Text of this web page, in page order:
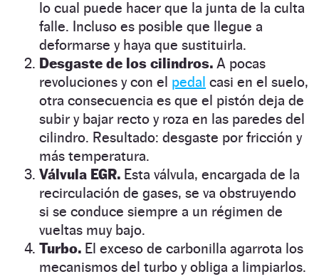
lo cual puede hacer que la junta de la culta
falle. Incluso es posible que llegue a
deformarse y haya que sustituirla.
Desgaste de los cilindros. A pocas
revoluciones y con el pedal casi en el suelo,
otra consecuencia es que el pistón deja de
subir y bajar recto y roza en las paredes del
cilindro. Resultado: desgaste por fricción y
más temperatura.
Válvula EGR. Esta válvula, encargada de la
recirculación de gases, se va obstruyendo
si se conduce siempre a un régimen de
vueltas muy bajo.
Turbo. El exceso de carbonilla agarrota los
mecanismos del turbo y obliga a limpiarlos.